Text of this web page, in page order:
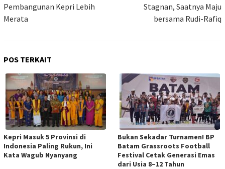
Pembangunan Kepri Lebih
Merata
Stagnan, Saatnya Maju
bersama Rudi-Rafiq
POS TERKAIT
Kepri Masuk 5 Provinsi di
Indonesia Paling Rukun, Ini
Kata Wagub Nyanyang
Bukan Sekadar Turnamen! BP
Batam Grassroots Football
Festival Cetak Generasi Emas
dari Usia 8–12 Tahun